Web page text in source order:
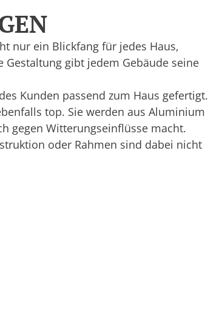
nur ein Blickfang für jedes Haus,
gibt jedem Gebäude seine
Kunden passend zum Haus gefertigt.
top. Sie werden aus Aluminium
gegen Witterungseinflüsse macht.
oder Rahmen sind dabei nicht